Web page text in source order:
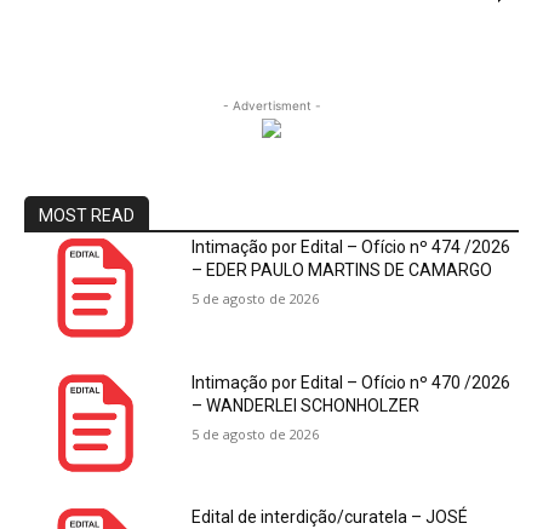
- Advertisment -
MOST READ
Intimação por Edital – Ofício nº 474 /2026
– EDER PAULO MARTINS DE CAMARGO
5 de agosto de 2026
Intimação por Edital – Ofício nº 470 /2026
– WANDERLEI SCHONHOLZER
5 de agosto de 2026
Edital de interdição/curatela – JOSÉ